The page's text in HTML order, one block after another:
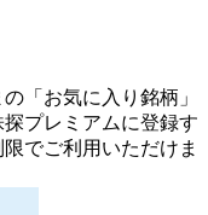
の 「お気に入り銘柄」
探プレミアムに登録す
でご利用いただけま